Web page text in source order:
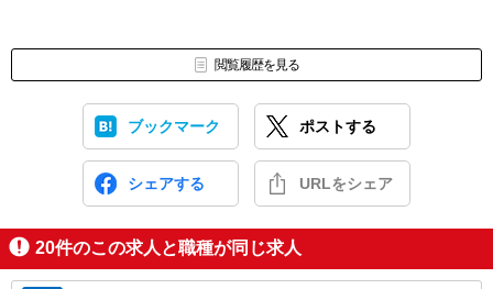
閲覧履歴を見る
ブックマーク ポストする
シェアする URLをシェア
20件のこの求人と職種が同じ求人